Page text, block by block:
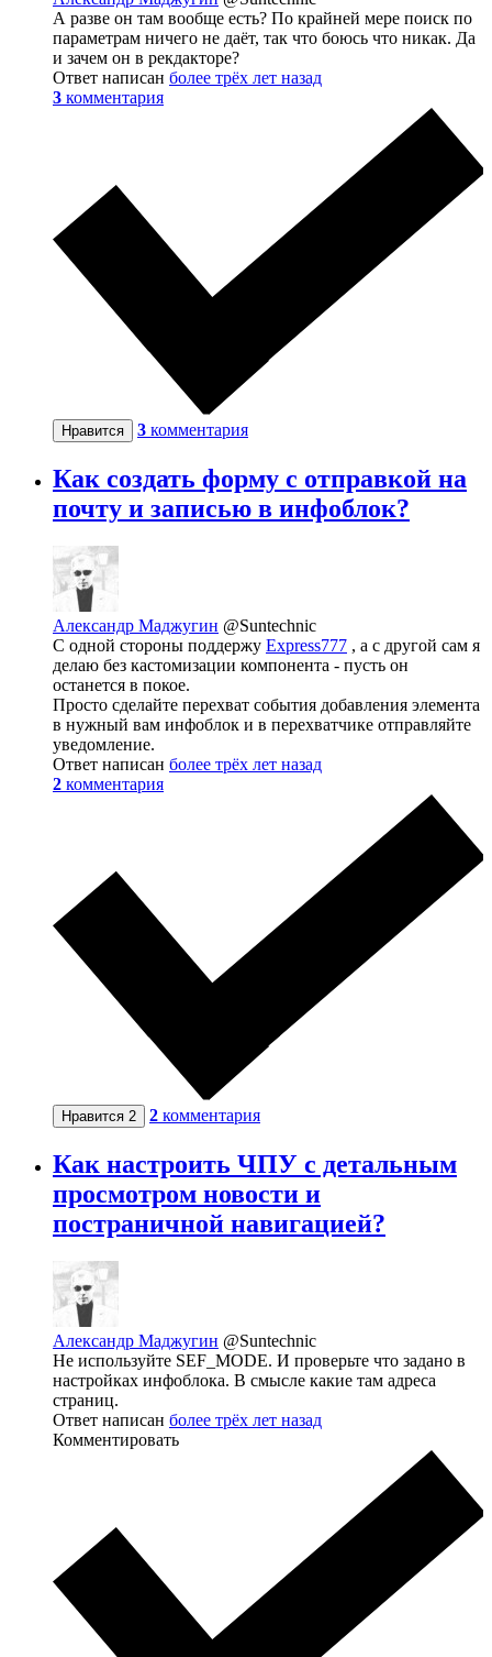
А разве он там вообще есть? По крайней мере поиск по
параметрам ничего не даёт, так что боюсь что никак. Да
и зачем он в рекдакторе?
Ответ написан более трёх лет назад
3 комментария
Нравится 3 комментария
Как создать форму с отправкой на
почту и записью в инфоблок?
Александр Маджугин @Suntechnic
С одной стороны поддержу Express777 , а с другой сам я
делаю без кастомизации компонента - пусть он
останется в покое.
Просто сделайте перехват события добавления элемента
в нужный вам инфоблок и в перехватчике отправляйте
уведомление.
Ответ написан более трёх лет назад
2 комментария
Нравится 2 2 комментария
Как настроить ЧПУ с детальным
просмотром новости и
постраничной навигацией?
Александр Маджугин @Suntechnic
Не используйте SEF_MODE. И проверьте что задано в
настройках инфоблока. В смысле какие там адреса
страниц.
Ответ написан более трёх лет назад
Комментировать